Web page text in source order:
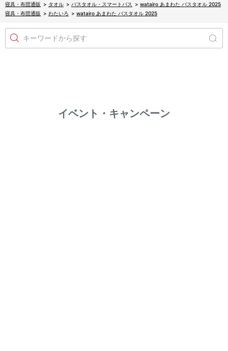
寝具・布団通販 > タオル > バスタオル・スマートバス > watairo あまわた バスタオル 2025
寝具・布団通販 > わたいろ > watairo あまわた バスタオル 2025
キーワードから探す
イベント・キャンペーン